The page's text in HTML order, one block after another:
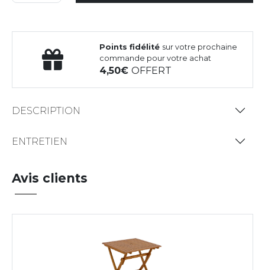
Points fidélité sur votre prochaine
commande pour votre achat
4,50OFFERT
DESCRIPTION
ENTRETIEN
Avis clients